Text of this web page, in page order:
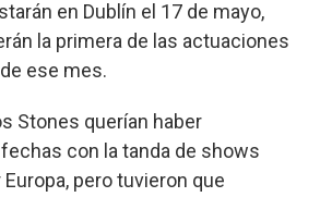
en Dublín el 17 de mayo,
la primera de las actuaciones
ese mes.
Stones querían haber
con la tanda de shows
pero tuvieron que